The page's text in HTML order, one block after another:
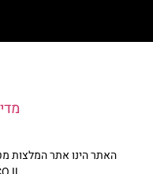
האתר הינו אתר המלצות